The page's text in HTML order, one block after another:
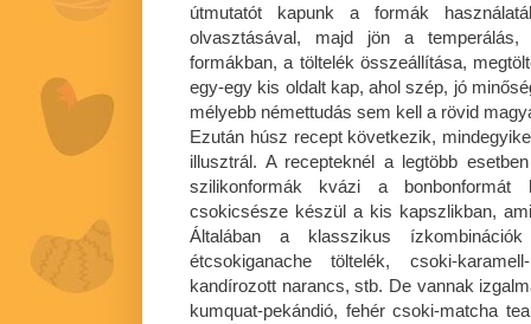
útmutatót kapunk a formák
olvasztásával, majd jön a
formákban, a töltelék összeállítása,
egy-egy kis oldalt kap, ahol szép, jó
mélyebb némettudás sem kell a rövid
Ezután húsz recept következik,
illusztrál. A recepteknél a legtöbb
szilikonformák kvázi a bonbonformát
csokicsésze készül a kis kapszlikban,
Általában a klasszikus
étcsokiganache töltelék, csoki-
kandírozott narancs, stb. De vannak
kumquat-pekándió, fehér csoki-matcha